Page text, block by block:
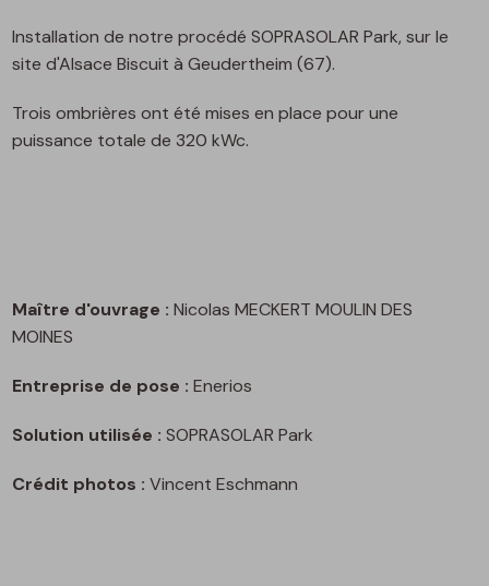
Installation de notre procédé SOPRASOLAR Park, sur le
site d'Alsace Biscuit à Geudertheim (67).
Trois ombrières ont été mises en place pour une
puissance totale de 320 kWc.
Maître d'ouvrage : Nicolas MECKERT MOULIN DES
MOINES
Entreprise de pose : Enerios
Solution utilisée : SOPRASOLAR Park
Crédit photos :Vincent Eschmann